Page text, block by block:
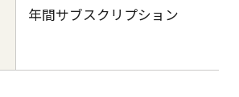
年間サブスクリプション